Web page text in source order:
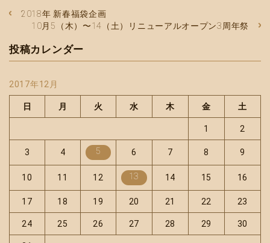
2018年 新春福袋企画
10月5（木）〜14（土）リニューアルオープン3周年祭
投稿カレンダー
2017年12月
日 月 火 水 木 金 土
1 2
3 4 5 6 7 8 9
10 11 12 13 14 15 16
17 18 19 20 21 22 23
24 25 26 27 28 29 30